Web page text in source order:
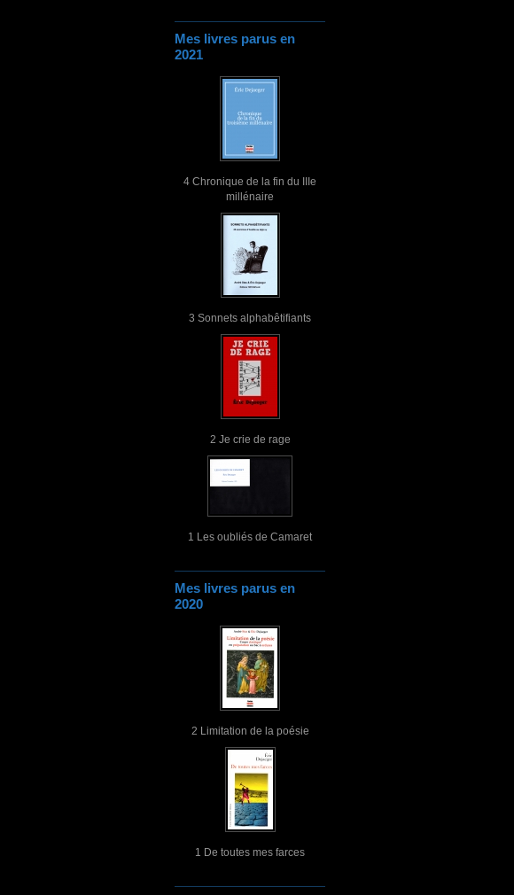
Mes livres parus en
2021
4 Chronique de la fin du IIIe
millénaire
3 Sonnets alphabêtifiants
2 Je crie de rage
1 Les oubliés de Camaret
Mes livres parus en
2020
2 Limitation de la poésie
1 De toutes mes farces